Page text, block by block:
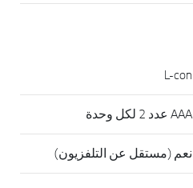
L-con
AAA عدد 2 لكل وحدة
نعم (مستقل عن التلفزيون)